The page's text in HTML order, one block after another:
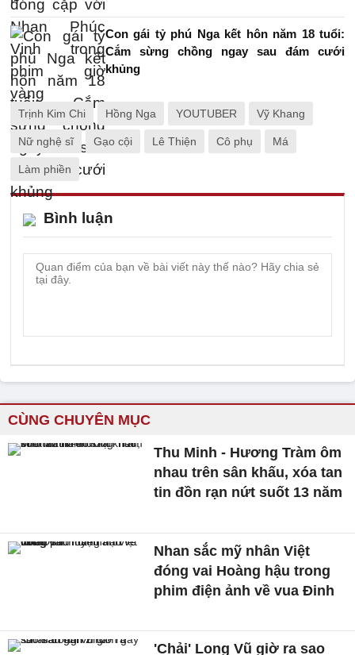
Con gái tỷ phú Nga kết hôn năm 18 tuổi:
Cắm sừng chồng ngay sau đám cưới
khủng
Trịnh Kim Chi Hồng Nga YOUTUBER Vỹ Khang
Nữ nghệ sĩ Gạo cội Lê Thiện Cô phụ Má
Làm phiền
Bình luận
CÙNG CHUYÊN MỤC
Thu Minh - Hương Tràm ôm
nhau trên sân khấu, xóa tan
tin đồn rạn nứt suốt 13 năm
Nhan sắc mỹ nhân Việt
đóng vai Hoàng hậu trong
phim điện ảnh về vua Đinh
'Chải' Long Vũ giờ ra sao